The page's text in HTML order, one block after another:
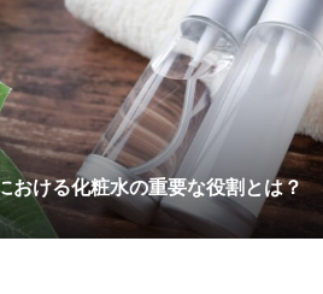
おける化粧水の重要な役割とは？